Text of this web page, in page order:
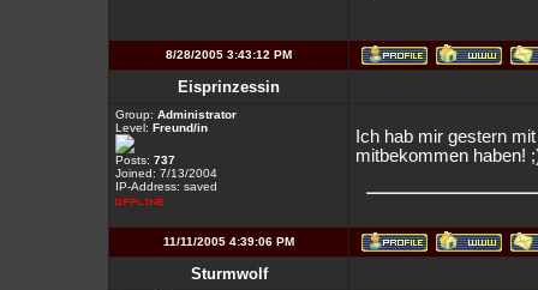
8/28/2005 3:43:12 PM
Eisprinzessin
Group: Administrator
Level: Freund/in
Posts: 737
Joined: 7/13/2004
IP-Address: saved
Ich hab mir gestern
mitbekommen haben!
11/11/2005 4:39:06 PM
Sturmwolf